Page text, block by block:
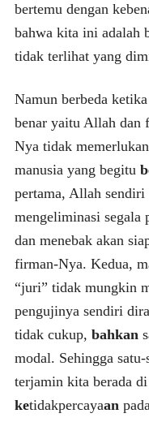
bertemu dengan
bahwa kita ini adalah
tidak terlihat yang
Namun berbeda
benar yaitu Allah
Nya tidak
manusia yang begitu
pertama, Allah sendiri
mengeliminasi segala
dan menebak akan
firman-Nya. Kedua,
“juri” tidak mungkin
pengujinya sendiri
tidak cukup, bahkan
modal. Sehingga
terjamin kita berada
ketidakpercayaan